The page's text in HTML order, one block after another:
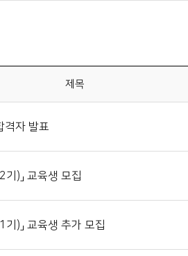
제목
격자 발표
)」 교육생 모집
)」 교육생 추가 모집